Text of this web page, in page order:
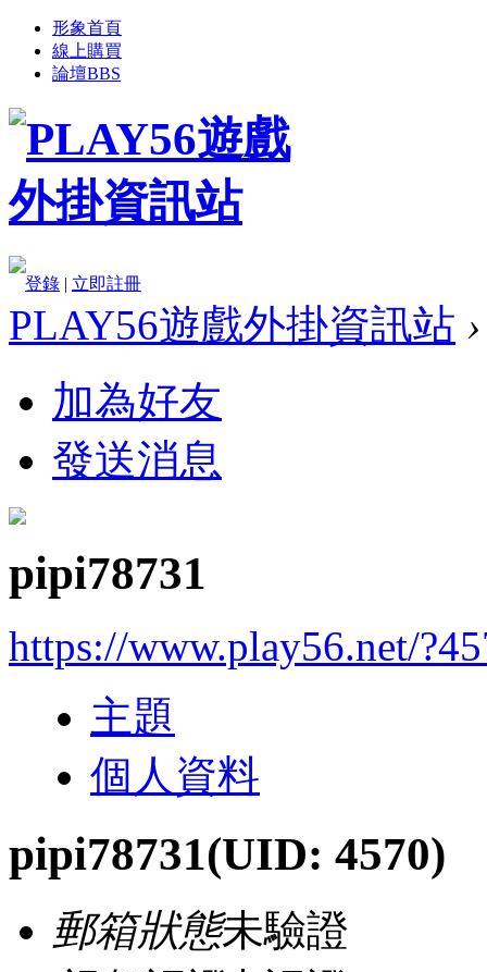
形象首頁
線上購買
論壇BBS
登錄 | 立即註冊
PLAY56遊戲外掛資訊站 ›
加為好友
發送消息
pipi78731
https://www.play56.net/
主題
個人資料
pipi78731(UID: 4570)
郵箱狀態未驗證